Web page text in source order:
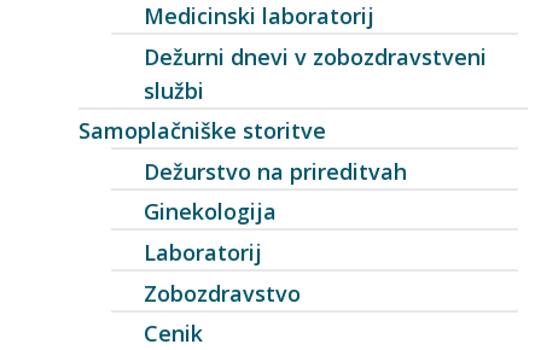
Medicinski laboratorij
Dežurni dnevi v zobozdravstveni
službi
Samoplačniške storitve
Dežurstvo na prireditvah
Ginekologija
Laboratorij
Zobozdravstvo
Cenik